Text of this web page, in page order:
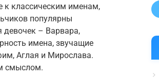
к классическим именам,
популярны
– Варвара,
имена, звучащие
Аглая и Мирослава.
смыслом.